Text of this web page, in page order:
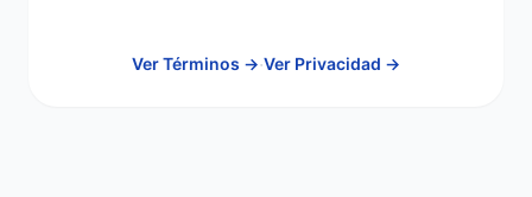
Ver Términos →·Ver Privacidad →